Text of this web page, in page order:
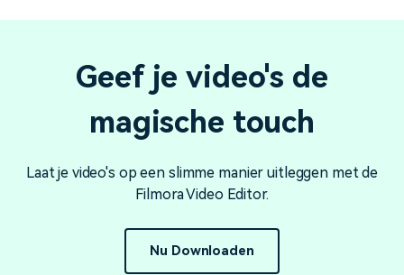
Geef je video's de
magische touch
Laat je video's op een slimme manier uitleggen met de
Filmora Video Editor.
Nu Downloaden